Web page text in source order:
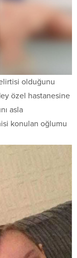
olduğunu
özel hastanesine
asla
konulan oğlumu